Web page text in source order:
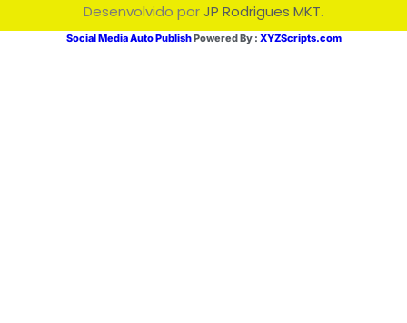
Desenvolvido porJP Rodrigues MKT.
Social Media Auto PublishPowered By : XYZScripts.com